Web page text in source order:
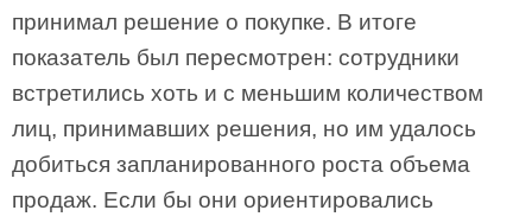
принимал решение о покупке. В итоге
показатель был пересмотрен: сотрудники
встретились хоть и с меньшим количеством
лиц, принимавших решения, но им удалось
добиться запланированного роста объема
продаж. Если бы они ориентировались